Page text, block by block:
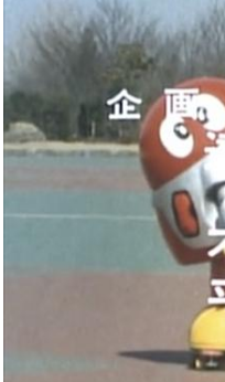
印刷SC（期限付き移籍）
2006.6
京
テディオ山形
栃木ウー
ウーヴァFCコーチ